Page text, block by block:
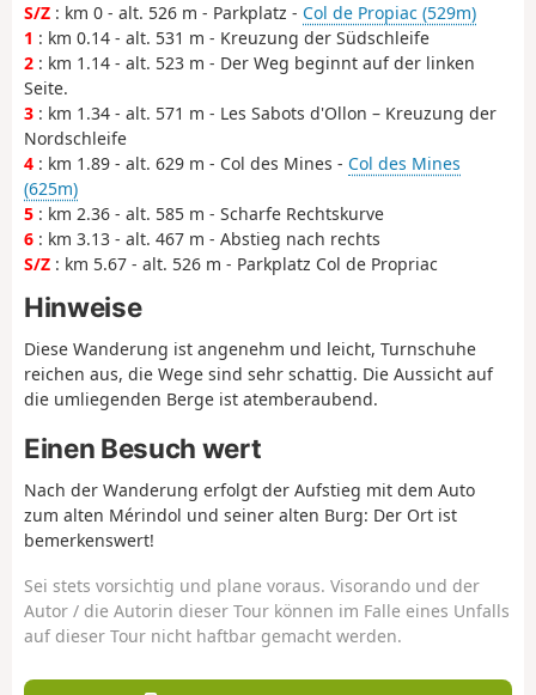
S/Z : km 0 - alt. 526 m - Parkplatz - Col de Propiac (529m)
1 : km 0.14 - alt. 531 m - Kreuzung der Südschleife
2 : km 1.14 - alt. 523 m - Der Weg beginnt auf der linken
Seite.
3 : km 1.34 - alt. 571 m - Les Sabots d'Ollon – Kreuzung der
Nordschleife
4 : km 1.89 - alt. 629 m - Col des Mines - Col des Mines
(625m)
5 : km 2.36 - alt. 585 m - Scharfe Rechtskurve
6 : km 3.13 - alt. 467 m - Abstieg nach rechts
S/Z : km 5.67 - alt. 526 m - Parkplatz Col de Propriac
Hinweise
Diese Wanderung ist angenehm und leicht, Turnschuhe
reichen aus, die Wege sind sehr schattig. Die Aussicht auf
die umliegenden Berge ist atemberaubend.
Einen Besuch wert
Nach der Wanderung erfolgt der Aufstieg mit dem Auto
zum alten Mérindol und seiner alten Burg: Der Ort ist
bemerkenswert!
Sei stets vorsichtig und plane voraus. Visorando und der
Autor / die Autorin dieser Tour können im Falle eines Unfalls
auf dieser Tour nicht haftbar gemacht werden.